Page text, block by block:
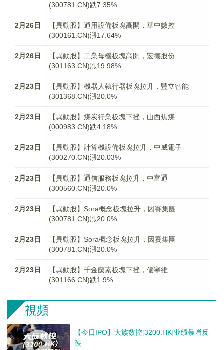
(300781.CN)跌7.35%
2月26日
【異動股】通用設備板塊高開，華中數控
(300161.CN)漲17.64%
2月26日
【異動股】工業母機板塊高開，宏德股份
(301163.CN)漲19.98%
2月23日
【異動股】機器人執行器板塊拉升，豐立智能
(301368.CN)漲20.0%
2月23日
【異動股】煤炭行業板塊下挫，山西焦煤
(000983.CN)跌4.18%
2月23日
【異動股】計算機設備板塊拉升，中威電子
(300270.CN)漲20.03%
2月23日
【異動股】通信服務板塊拉升，中富通
(300560.CN)漲20.0%
2月23日
【異動股】Sora概念板塊拉升，因賽集團
(300781.CN)漲20.0%
2月23日
【異動股】Sora概念板塊拉升，因賽集團
(300781.CN)漲20.0%
2月23日
【異動股】千金藤素板塊下挫，優寧維
(301166.CN)跌1.9%
視頻
【今日IPO】大族数控[3200.HK]业绩暴增反
跌